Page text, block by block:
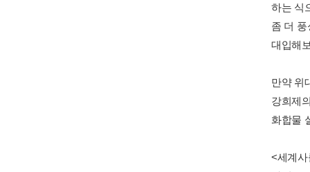
하는 식
좀 더
대입해
만약 위
강희제
화합물
<세계사